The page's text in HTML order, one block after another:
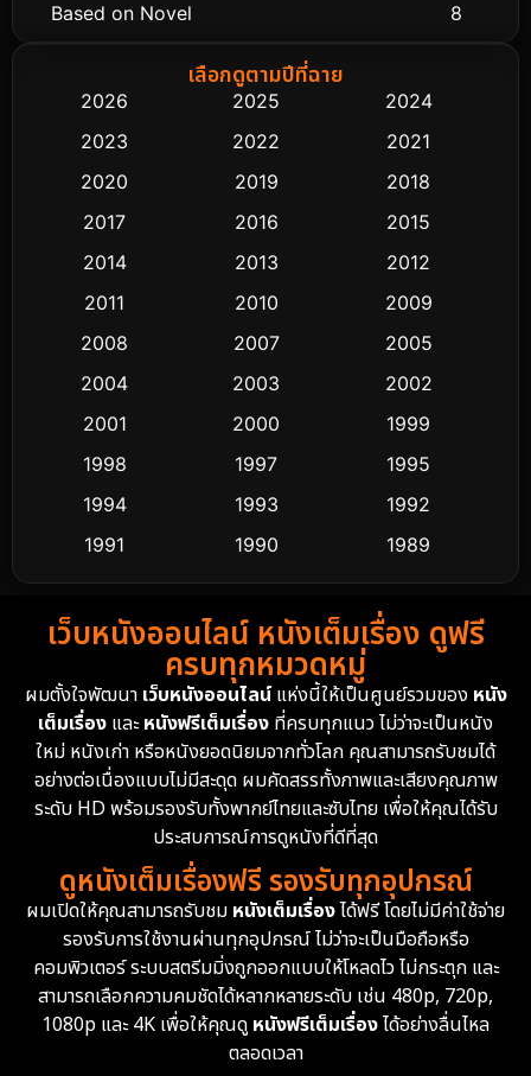
Based on Novel 8
Biography ชีวิตจริง
Classic หนังคลาสสิก
Comedy ตลก 445
Crime อาชญากรรม 518
Cult Film
Dance เต้น
Detective สืบสวน
Detective สืบสวน
Disney+ 4
Documentary สารคดี 94
Drama ดราม่า
Dystopian 16
Emotional 61
Epic มหากาพย์ 219
เลือกดูตามปีที่ฉาย
2026 2025
2024
2023
2022
2021
2020
2019
2018
2017
2016
2015
2014
2013
2012
2011
2010
2009
2008
2007
2005
2004
2003
2002
2001
2000
1999
1998
1997
1995
1994
1993
1992
1991
1990
1989
1988
1986
1985
1983
1982
1981
1974
1962
เว็บหนังออนไลน์ หนังเต็มเรื่อง ดูฟรี
ครบทุกหมวดหมู่
ผมตั้งใจพัฒนา เว็บหนังออนไลน์แห่งนี้ให้เป็นศูนย์รวมของ หนัง
เต็มเรื่อง และหนังฟรีเต็มเรื่อง ที่ครบทุกแนว ไม่ว่าจะเป็นหนัง
ใหม่ หนังเก่า หรือหนังยอดนิยมจากทั่วโลก คุณสามารถรับชมได้
อย่างต่อเนื่องแบบไม่มีสะดุด ผมคัดสรรทั้งภาพและเสียงคุณภาพ
ระดับ HD พร้อมรองรับทั้งพากย์ไทยและซับไทย เพื่อให้คุณได้รับ
ประสบการณ์การดูหนังที่ดีที่สุด
ดูหนังเต็มเรื่องฟรี รองรับทุกอุปกรณ์
ผมเปิดให้คุณสามารถรับชม หนังเต็มเรื่องได้ฟรี โดยไม่มีค่าใช้จ่าย
รองรับการใช้งานผ่านทุกอุปกรณ์ ไม่ว่าจะเป็นมือถือหรือ
คอมพิวเตอร์ ระบบสตรีมมิ่งถูกออกแบบให้โหลดไว ไม่กระตุก และ
สามารถเลือกความคมชัดได้หลากหลายระดับ เช่น 480p, 720p,
1080p และ 4K เพื่อให้คุณดูหนังฟรีเต็มเรื่องได้อย่างลื่นไหล
ตลอดเวลา